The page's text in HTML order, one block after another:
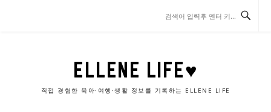
ELLENE LIFE♥
직접 경험한 육아·여행·생활 정보를 기록하는 ELLENE LIFE